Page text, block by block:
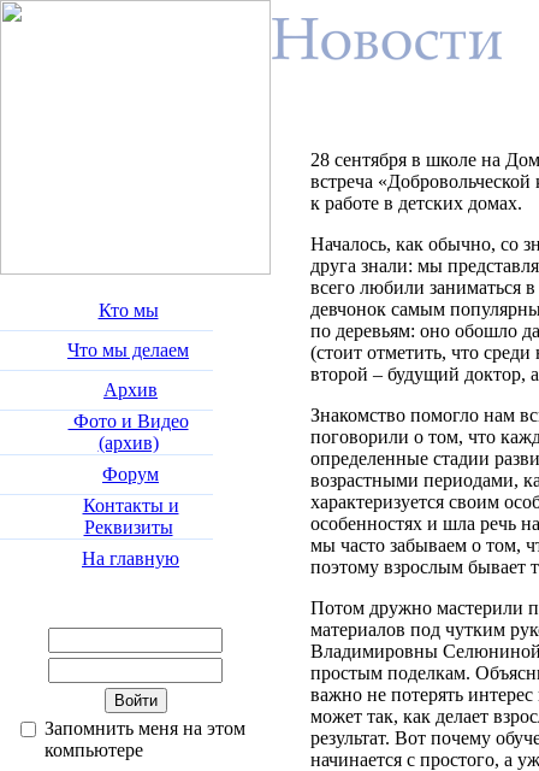
Кто мы
Что мы делаем
Архив
Фото и Видео
(архив)
Форум
Контакты и
Реквизиты
На главную
Запомнить меня на этом
компьютере
28 сентября в школе на
встреча
к работе в детских домах.
Началось, как обычно, со
друга знали: мы
всего любили заниматься
девчонок самым
по деревьям: оно обошло
(стоит отметить, что
второй – будущий доктор,
Знакомство помогло нам
поговорили о том, что
определенные стадии
возрастными периодами,
характеризуется своим
особенностях и шла речь
мы часто забываем о том,
поэтому взрослым бывает
Потом дружно мастерили
материалов под чутким
Владимировны
простым поделкам.
важно не потерять
может так, как делает
результат. Вот почему
начинается с простого, а